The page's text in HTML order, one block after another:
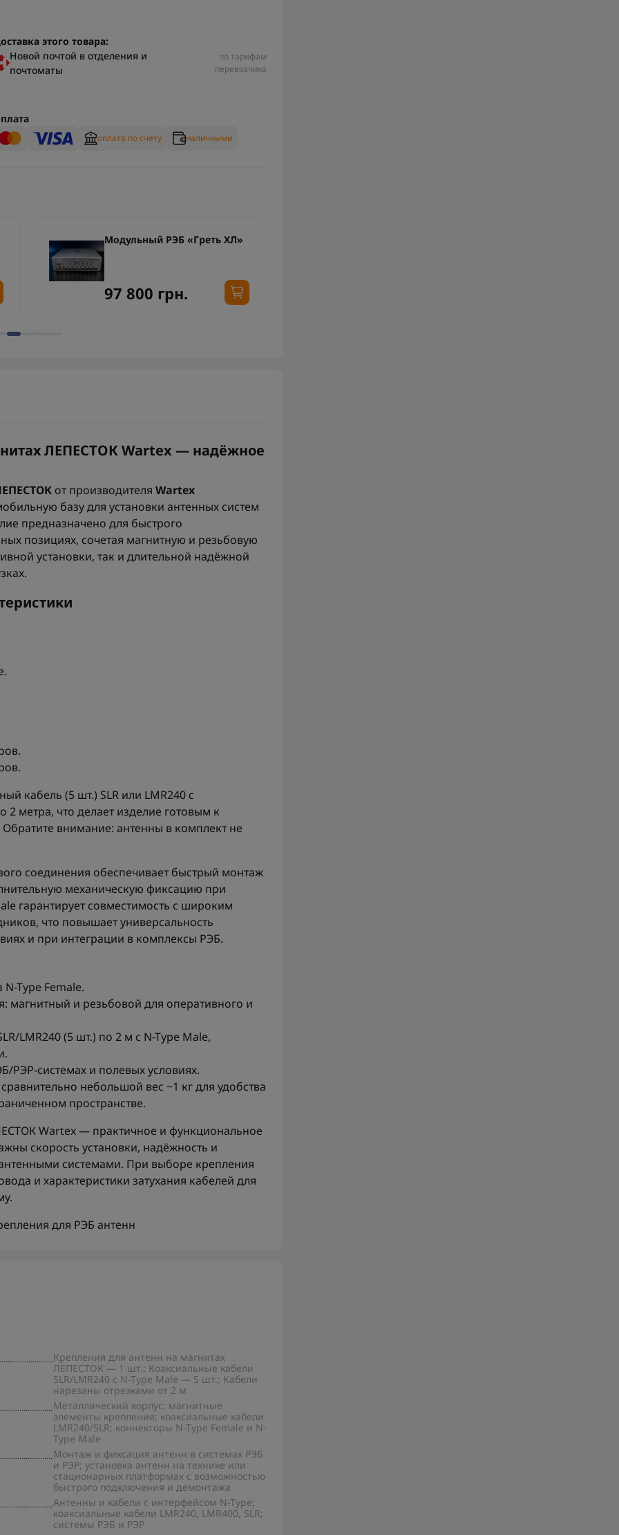
этого товара:
Новой почтой в отделения и
почтоматы
по тарифам
перевозчика
оплата по счету наличными
Модульный РЭБ «Греть ХЛ»
97 800 грн.
ЛЕПЕСТОК Wartex — надёжное
от производителя Wartex
базу для установки антенных систем
предназначено для быстрого
позициях, сочетая магнитную и резьбовую
установки, так и длительной надёжной
кабель (5 шт.) SLR или LMR240 с
метра, что делает изделие готовым к
внимание: антенны в комплект не
соединения обеспечивает быстрый монтаж
механическую фиксацию при
гарантирует совместимость с широким
что повышает универсальность
и при интеграции в комплексы РЭБ.
Type Female.
и резьбовой для оперативного и
LMR240 (5 шт.) по 2 м с N-Type Male,
РЭР-системах и полевых условиях.
небольшой вес ~1 кг для удобства
пространстве.
Wartex — практичное и функциональное
скорость установки, надёжность и
системами. При выборе крепления
и характеристики затухания кабелей для
для РЭБ антенн
Крепления для антенн на магнитах
ЛЕПЕСТОК — 1 шт.; Коаксиальные кабели
SLR/LMR240 с N-Type Male — 5 шт.; Кабели
нарезаны отрезками от 2 м
Металлический корпус; магнитные
элементы крепления; коаксиальные кабели
LMR240/SLR; коннекторы N-Type Female и N-
Type Male
Монтаж и фиксация антенн в системах РЭБ
и РЭР; установка антенн на технике или
стационарных платформах с возможностью
быстрого подключения и демонтажа
Антенны и кабели с интерфейсом N-Type;
коаксиальные кабели LMR240, LMR400, SLR;
системы РЭБ и РЭР